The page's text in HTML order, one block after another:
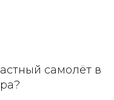
самолёт в